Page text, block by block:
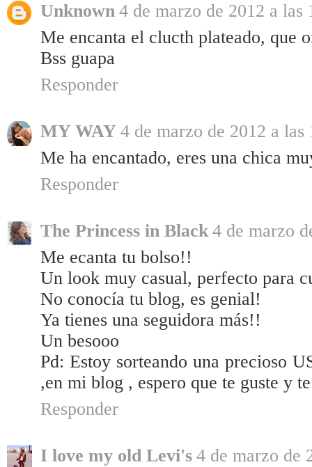
Unknown 4 de marzo de 2012 a las
Me encanta el clucth plateado, que
Bss guapa
Responder
MY WAY 4 de marzo de 2012 a las
Me ha encantado, eres una chica
Responder
The Princess in Black 4 de marzo
Me ecanta tu bolso!!
Un look muy casual, perfecto para
No conocía tu blog, es genial!
Ya tienes una seguidora más!!
Un besooo
Pd: Estoy sorteando una precioso
,en mi blog , espero que te guste y
Responder
I love my old Levi's 4 de marzo de